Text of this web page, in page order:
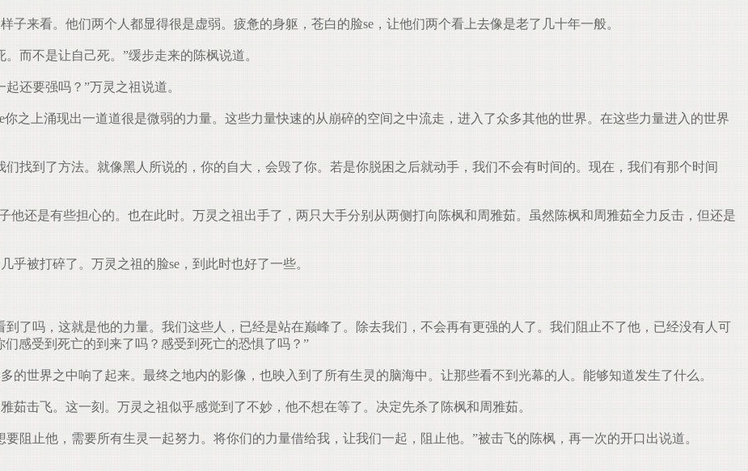
子来看。他们两个人都显得很是虚弱。疲惫的身躯，苍白的脸se，让他们两个看上去像是老了几十年一般。
而不是让自己死。”缓步走来的陈枫说道。
还要强吗？”万灵之祖说道。
之上涌现出一道道很是微弱的力量。这些力量快速的从崩碎的空间之中流走，进入了众多其他的世界。在这些力量进入的世界
找到了方法。就像黑人所说的，你的自大，会毁了你。若是你脱困之后就动手，我们不会有时间的。现在，我们有那个时间
他还是有些担心的。也在此时。万灵之祖出手了，两只大手分别从两侧打向陈枫和周雅茹。虽然陈枫和周雅茹全力反击，但还是
被打碎了。万灵之祖的脸se，到此时也好了一些。
了吗，这就是他的力量。我们这些人，已经是站在巅峰了。除去我们，不会再有更强的人了。我们阻止不了他，已经没有人可
感受到死亡的到来了吗？感受到死亡的恐惧了吗？”
的世界之中响了起来。最终之地内的影像，也映入到了所有生灵的脑海中。让那些看不到光幕的人。能够知道发生了什么。
茹击飞。这一刻。万灵之祖似乎感觉到了不妙，他不想在等了。决定先杀了陈枫和周雅茹。
阻止他，需要所有生灵一起努力。将你们的力量借给我，让我们一起，阻止他。”被击飞的陈枫，再一次的开口出说道。